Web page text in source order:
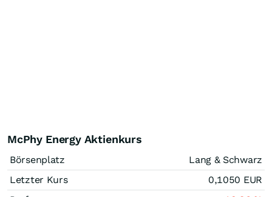
McPhy Energy Aktienkurs
Börsenplatz
Lang & Schwarz
Letzter Kurs
0,1050 EUR